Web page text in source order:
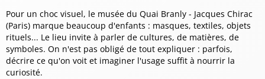
Pour un choc visuel, le musée du Quai Branly - Jacques Chirac
(Paris) marque beaucoup d'enfants : masques, textiles, objets
rituels... Le lieu invite à parler de cultures, de matières, de
symboles. On n'est pas obligé de tout expliquer : parfois,
décrire ce qu'on voit et imaginer l'usage suffit à nourrir la
curiosité.